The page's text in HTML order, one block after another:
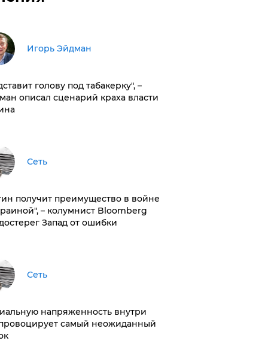
Игорь Эйдман
голову под табакерку", –
описал сценарий краха власти
Сеть
получит преимущество в войне
– колумнист Bloomberg
Запад от ошибки
Сеть
напряженность внутри
самый неожиданный